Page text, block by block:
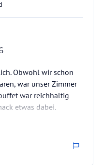
Obwohl wir schon
war unser Zimmer
war reichhaltig
etwas dabei.